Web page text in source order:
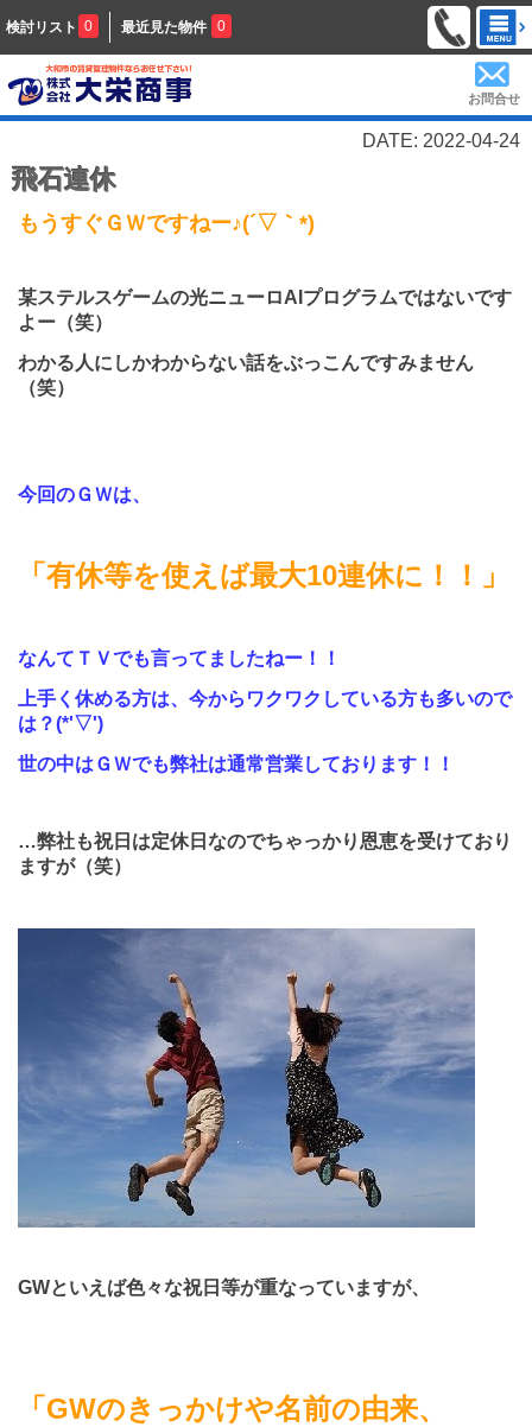
検討リスト 0 最近見た物件 0
お問合せ
DATE: 2022-04-24
飛石連休
もうすぐＧＷですねー♪(´▽｀*)
某ステルスゲームの光ニューロAIプログラムではないです
よー（笑）
わかる人にしかわからない話をぶっこんですみません
（笑）
今回のＧＷは、
「有休等を使えば最大10連休に！！」
なんてＴＶでも言ってましたねー！！
上手く休める方は、今からワクワクしている方も多いので
は？(*'▽')
世の中はＧＷでも弊社は通常営業しております！！
…弊社も祝日は定休日なのでちゃっかり恩恵を受けており
ますが（笑）
GWといえば色々な祝日等が重なっていますが、
「GWのきっかけや名前の由来、